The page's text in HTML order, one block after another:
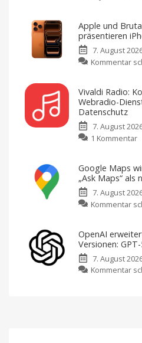
Apple und
präsentieren
7. August
Kommentar
Vivaldi Radio:
Webradio-
Datenschutz
7. August
1 Kommentar
Google Maps
„Ask Maps“ als
7. August
Kommentar
OpenAI
Versionen:
7. August
Kommentar